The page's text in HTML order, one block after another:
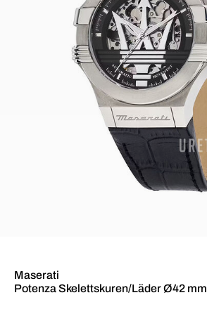
Maserati
Potenza Skelettskuren/Läder Ø42 mm